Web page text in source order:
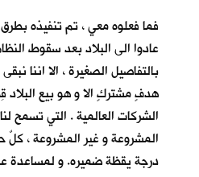
فما فعلوه معي ، تم تنفيذه
عادوا الى البلاد بعد سقوط
بالتفاصيل الصغيرة ، الا اننا
هدفٍ مشتركٍ الا و هو بيع البلاد
الشركات العالمية . التي تسمح
المشروعة و غير المشروعة ،
درجة يقظة ضميره. و لمساعدة